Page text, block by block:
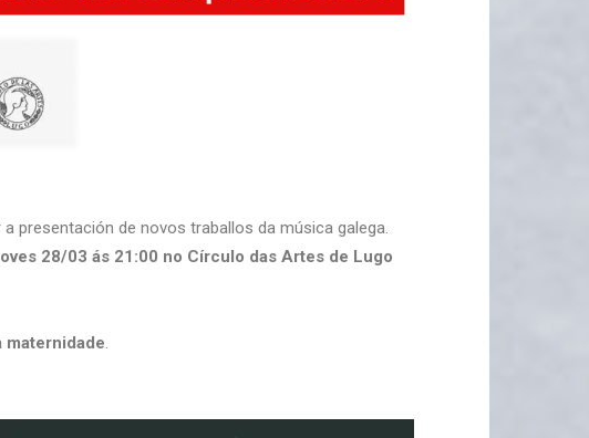
presentación de novos traballos da música galega.
28/03 ás 21:00 no Círculo das Artes de Lugo
maternidade.